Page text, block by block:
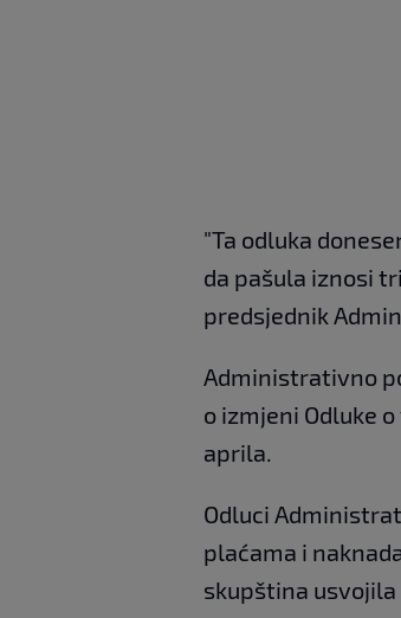
"Ta odluka
da pašula iznosi
predsjednik
Administrativno
o izmjeni Odluke
aprila.
Odluci
plaćama i
skupština